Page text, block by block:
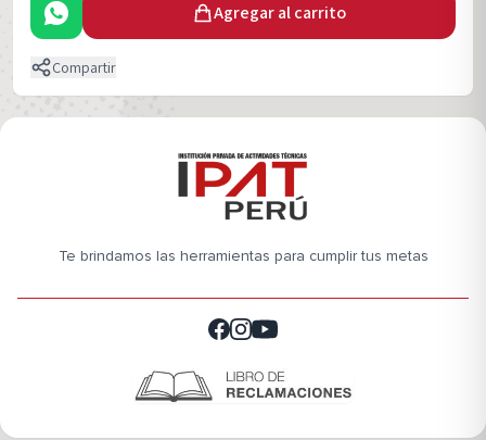
Agregar al carrito
Compartir
Te brindamos las herramientas para cumplir tus metas